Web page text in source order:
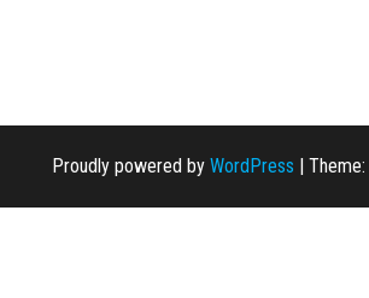
Proudly powered by WordPress | Theme: